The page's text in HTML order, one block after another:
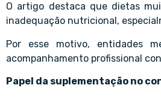
O artigo destaca que dietas
inadequação nutricional,
Por esse motivo, entidades
acompanhamento profissional
Papel da suplementação no